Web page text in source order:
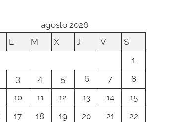
agosto 2026
L M X J V
S
1
3 4 5 6 7
8
10 11 12 13 14
15
17 18 19 20 21
22